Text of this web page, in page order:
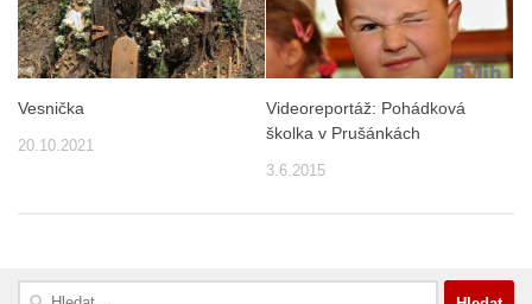
Vesnička
20.10.2021
Videoreportáž: Pohádková
školka v Prušánkách
3.6.2015
Vyhledávání